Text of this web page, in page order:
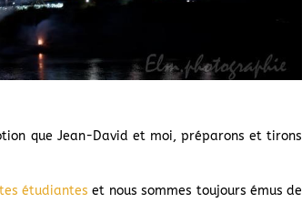
que Jean-David et moi, préparons et tirons
étudiantes et nous sommes toujours émus de